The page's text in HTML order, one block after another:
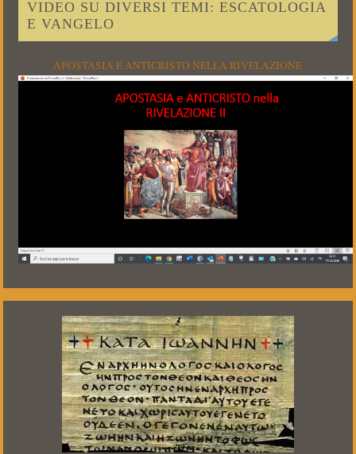
VIDEO SU DIVERSI TEMI: ESCATOLOGIA
E VANGELO
APOSTASIA E ANTICRISTO NELLA RIVELAZIONE